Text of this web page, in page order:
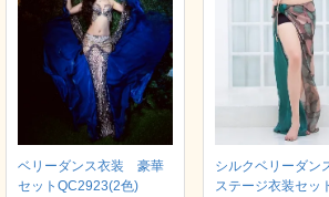
ベリーダンス衣装 豪華
セットQC2923(2色)
シルクベリーダン
ステージ衣装セッ